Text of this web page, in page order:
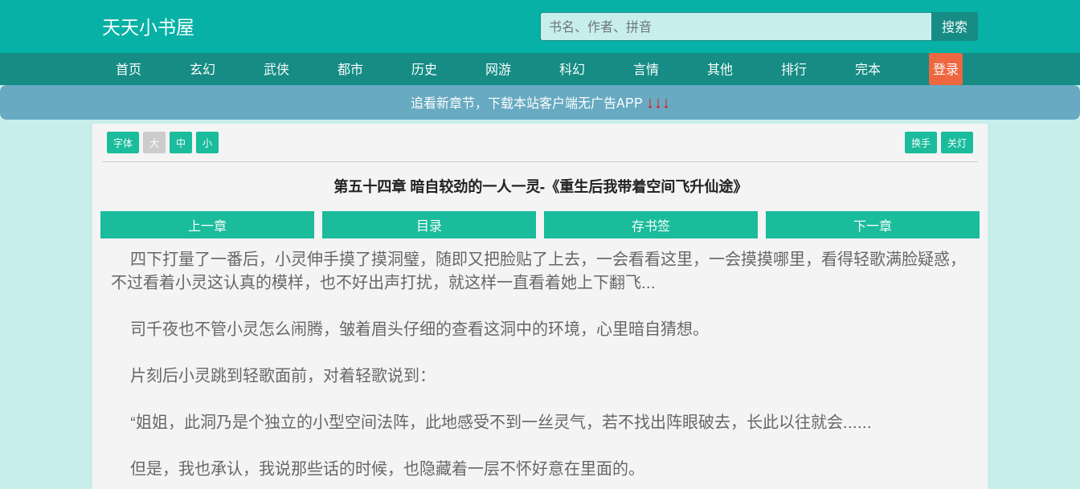
天天小书屋 搜索
首页 玄幻 武侠 都市 历史 网游 科幻 言情 其他 排行 完本
登录
追看新章节，下载本站客户端无广告APP ↓↓↓
字体 大 中 小 换手 关灯
第五十四章 暗自较劲的一人一灵-《重生后我带着空间飞升仙途》
上一章 目录 存书签 下一章
四下打量了一番后，小灵伸手摸了摸洞璧，随即又把脸贴了上去，一会看看这里，一会摸摸哪里，看得轻歌满脸疑惑，
不过看着小灵这认真的模样，也不好出声打扰，就这样一直看着她上下翻飞...
司千夜也不管小灵怎么闹腾，皱着眉头仔细的查看这洞中的环境，心里暗自猜想。
片刻后小灵跳到轻歌面前，对着轻歌说到：
“姐姐，此洞乃是个独立的小型空间法阵，此地感受不到一丝灵气，若不找出阵眼破去，长此以往就会......
但是，我也承认，我说那些话的时候，也隐藏着一层不怀好意在里面的。